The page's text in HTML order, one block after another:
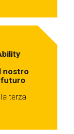
nostro
futuro
terza